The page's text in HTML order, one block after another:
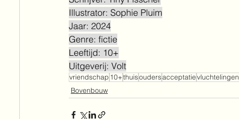
Illustrator: Sophie Pluim
Jaar: 2024
Genre: fictie
Leeftijd: 10+
Uitgeverij: Volt
vriendschap 10+thuisoudersacceptatievluchtelingen
Bovenbouw